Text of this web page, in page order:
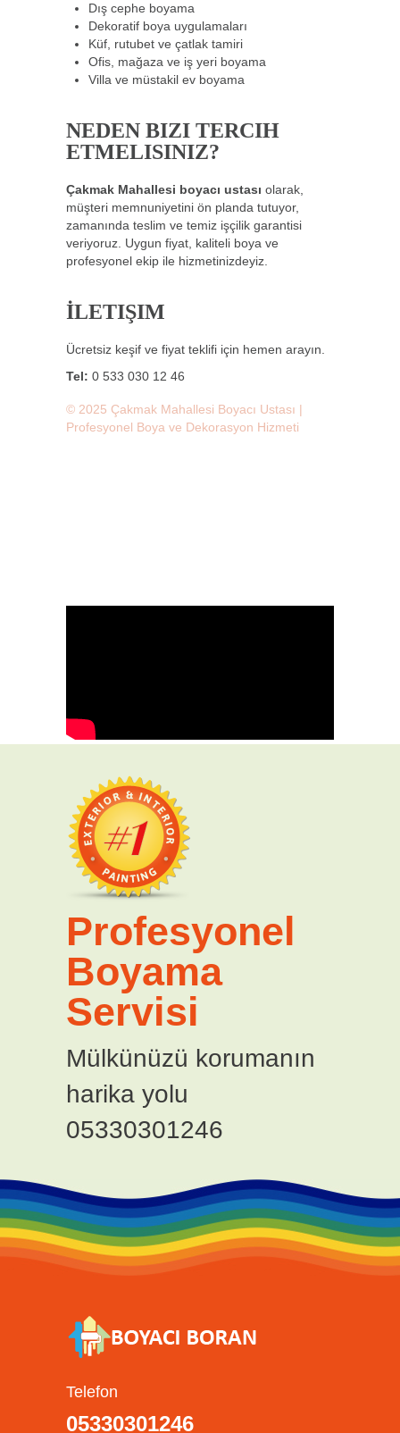
Dış cephe boyama
Dekoratif boya uygulamaları
Küf, rutubet ve çatlak tamiri
Ofis, mağaza ve iş yeri boyama
Villa ve müstakil ev boyama
NEDEN BIZI TERCIH
ETMELISINIZ?
Çakmak Mahallesi boyacı ustası olarak,
müşteri memnuniyetini ön planda tutuyor,
zamanında teslim ve temiz işçilik garantisi
veriyoruz. Uygun fiyat, kaliteli boya ve
profesyonel ekip ile hizmetinizdeyiz.
İLETIŞIM
Ücretsiz keşif ve fiyat teklifi için hemen arayın.
Tel: 0 533 030 12 46
© 2025 Çakmak Mahallesi Boyacı Ustası |
Profesyonel Boya ve Dekorasyon Hizmeti
Profesyonel
Boyama
Servisi
Mülkünüzü korumanın
harika yolu
05330301246
Telefon
05330301246